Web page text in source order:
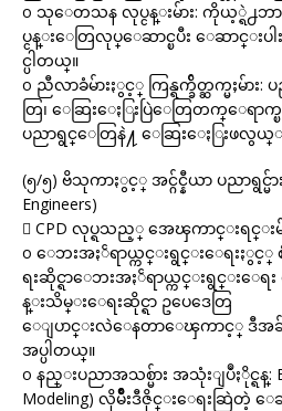
o သုေတသန လုပ္ငန္းမ်ား: ကိုယ့္ရဲ႕ဘ
ပ္ငန္းေတြလုပ္ေဆာင္ၿပီး ေဆာင္း
င္ပါတယ္။
o ညီလာခံမ်ားႏွင့္ ကြန္ရက္ခ်ိတ္ဆက္မႈမ်ား
တြ၊ ေဆြးေႏြးပြဲေတြတက္ေရာ
ပညာရွင္ေတြနဲ႔ ေဆြးေႏြးဖလွယ္
(၅/၅) ဗိသုကာႏွင့္ အင္ဂ်င္နီယာ ပညာရွင္မ်ား
Engineers)
 CPD လုပ္ရသည့္ အေၾကာင္းရင္းမ်
o ေဘးအႏၲရာယ္ကင္းရွင္းေရးႏွင့္ စံ
ရးဆိုင္ရာေဘးအႏၲရာယ္ကင္းရွင္းေရး
န္းသိမ္းေရးဆိုင္ရာ ဥပေဒေတြ
ေျပာင္းလဲေနတာေၾကာင့္ ဒီအခ်
အပ္ပါတယ္။
o နည္းပညာအသစ္မ်ား အသုံးျပဳႏိုင္ရန္:
Modeling) လိုမ်ိဳးဒီဇိုင္းေရးဆြဲတဲ့